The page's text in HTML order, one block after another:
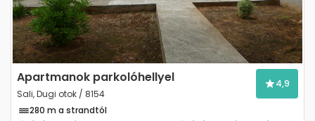
Apartmanok parkolóhellyel
Sali, Dugi otok / 8154
4,9
280 m a strandtól